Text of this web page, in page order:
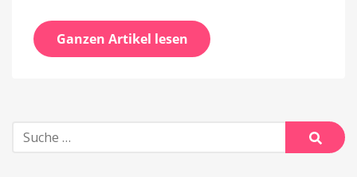
Ganzen Artikel lesen
Suche
nach:
Suche